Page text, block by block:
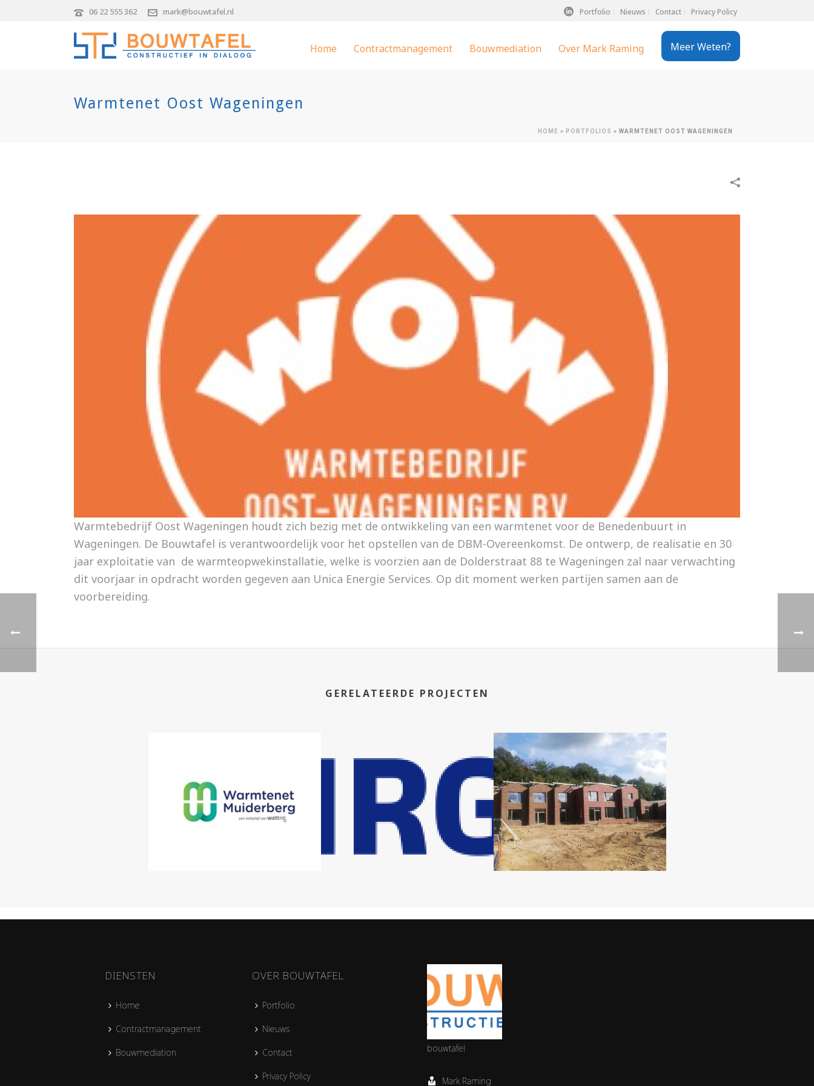
Portfolio Nieuws Contact Privacy Policy
06 22 555 362 mark@bouwtafel.nl
Home Contractmanagement Bouwmediation Over Mark Raming Meer Weten?
Warmtenet Oost Wageningen
HOME » PORTFOLIOS » WARMTENET OOST WAGENINGEN
Warmtebedrijf Oost Wageningen houdt zich bezig met de ontwikkeling van een warmtenet voor de Benedenbuurt in
Wageningen. De Bouwtafel is verantwoordelijk voor het opstellen van de DBM-Overeenkomst. De ontwerp, de realisatie en 30
jaar exploitatie van de warmteopwekinstallatie, welke is voorzien aan de Dolderstraat 88 te Wageningen zal naar verwachting
dit voorjaar in opdracht worden gegeven aan Unica Energie Services. Op dit moment werken partijen samen aan de
voorbereiding.
GERELATEERDE PROJECTEN
DIENSTEN
Home
Contractmanagement
Bouwmediation
OVER BOUWTAFEL
Portfolio
Nieuws
Contact
Privacy Policy
bouwtafel
Mark Raming